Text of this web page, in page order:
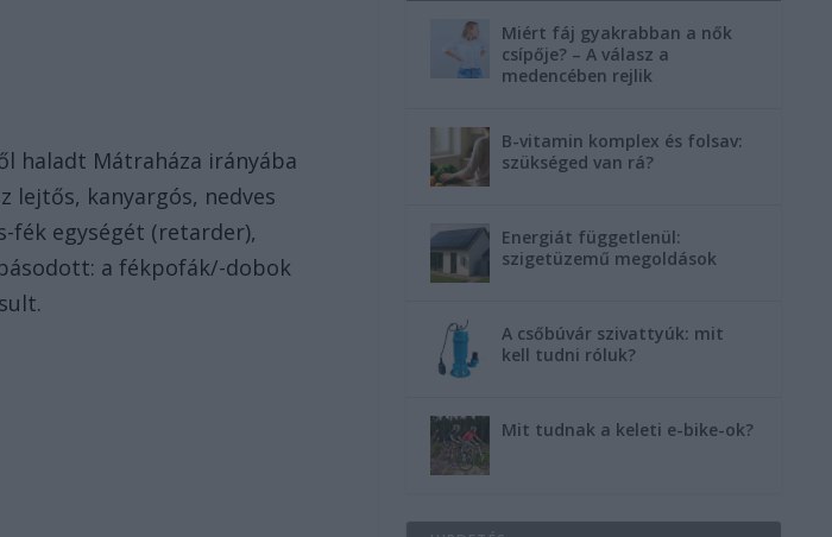
haladt Mátraháza irányába
lejtős, kanyargós, nedves
egységét (retarder),
a fékpofák/-dobok
Miért fáj gyakrabban a nők
csípője? – A válasz a
medencében rejlik
B-vitamin komplex és folsav:
szükséged van rá?
Energiát függetlenül:
szigetüzemű megoldások
A csőbúvár szivattyúk: mit
kell tudni róluk?
Mit tudnak a keleti e-bike-ok?